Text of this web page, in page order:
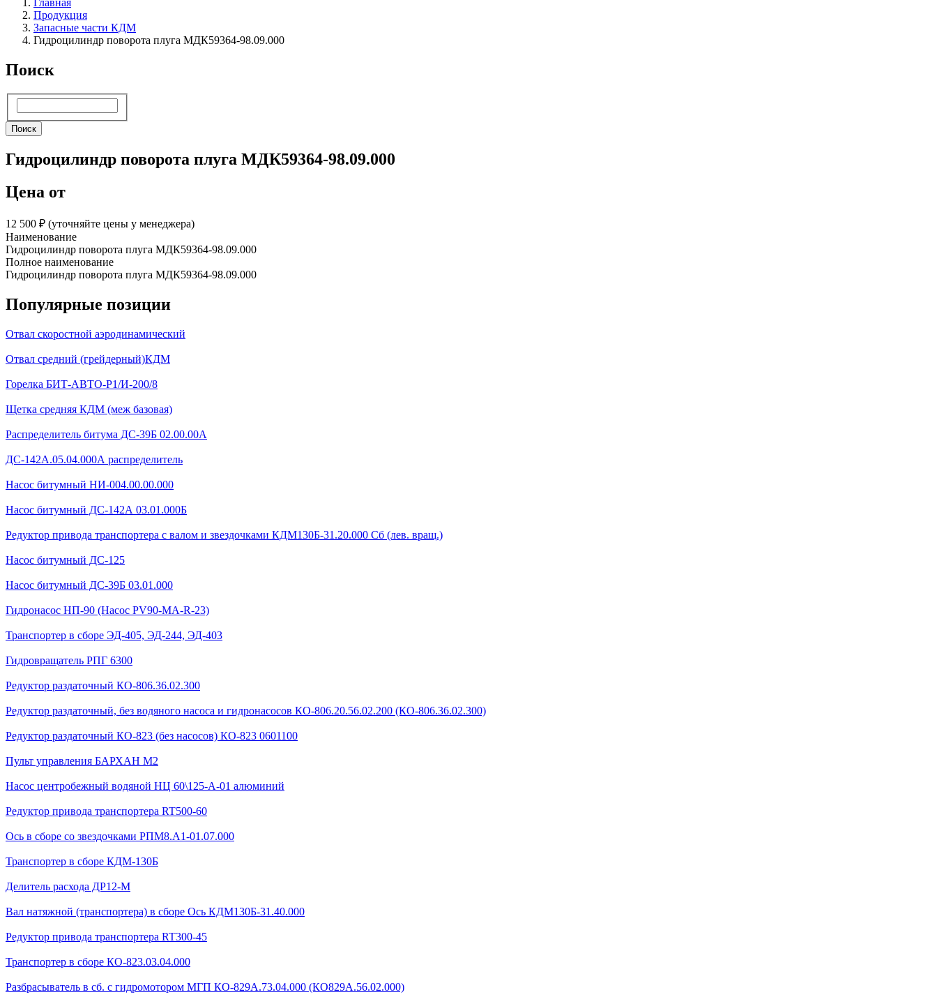
Главная
Продукция
Запасные части КДМ
Гидроцилиндр поворота плуга МДК59364-98.09.000
Поиск
Поиск
Гидроцилиндр поворота плуга МДК59364-98.09.000
Цена от
12 500 ₽︁ (уточняйте цены у менеджера)
Наименование
Гидроцилиндр поворота плуга МДК59364-98.09.000
Полное наименование
Гидроцилиндр поворота плуга МДК59364-98.09.000
Популярные позиции
Отвал скоростной аэродинамический
Отвал средний (грейдерный)КДМ
Горелка БИТ-АВТО-Р1/И-200/8
Щетка средняя КДМ (меж базовая)
Распределитель битума ДС-39Б 02.00.00А
ДС-142А.05.04.000А распределитель
Насос битумный НИ-004.00.00.000
Насос битумный ДС-142А 03.01.000Б
Редуктор привода транспортера с валом и звездочками КДМ130Б-31.20.000 Сб (лев. вращ.)
Насос битумный ДС-125
Насос битумный ДС-39Б 03.01.000
Гидронасос НП-90 (Насос PV90-MA-R-23)
Транспортер в сборе ЭД-405, ЭД-244, ЭД-403
Гидровращатель РПГ 6300
Редуктор раздаточный КО-806.36.02.300
Редуктор раздаточный, без водяного насоса и гидронасосов КО-806.20.56.02.200 (КО-806.36.02.300)
Редуктор раздаточный КО-823 (без насосов) КО-823 0601100
Пульт управления БАРХАН М2
Насос центробежный водяной НЦ 60\125-А-01 алюминий
Редуктор привода транспортера RT500-60
Ось в сборе со звездочками РПМ8.А1-01.07.000
Транспортер в сборе КДМ-130Б
Делитель расхода ДР12-М
Вал натяжной (транспортера) в сборе Ось КДМ130Б-31.40.000
Редуктор привода транспортера RT300-45
Транспортер в сборе КО-823.03.04.000
Разбрасыватель в сб. с гидромотором МГП КО-829А.73.04.000 (КО829А.56.02.000)